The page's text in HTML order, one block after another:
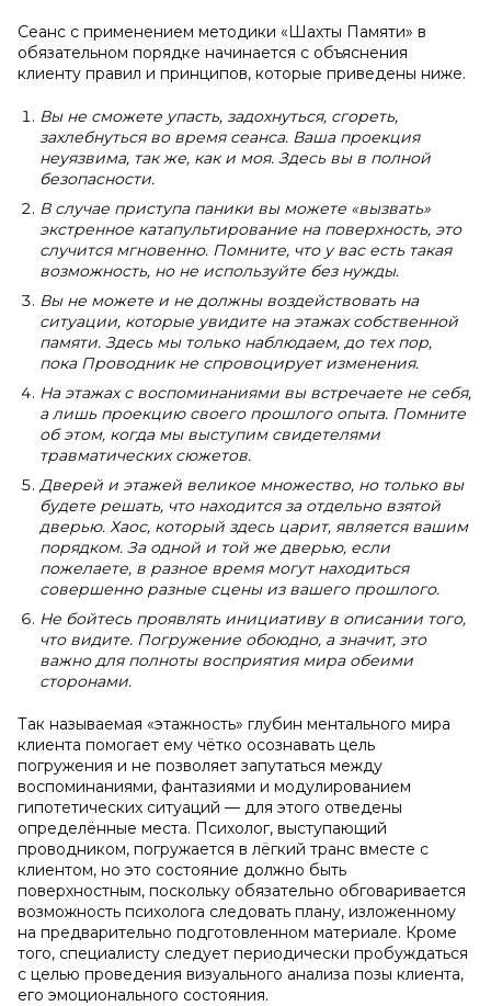
Сеанс с применением методики «Шахты Памяти» в
обязательном порядке начинается с объяснения
клиенту правил и принципов, которые приведены ниже.
Вы не сможете упасть, задохнуться, сгореть,
захлебнуться во время сеанса. Ваша проекция
неуязвима, так же, как и моя. Здесь вы в полной
безопасности.
В случае приступа паники вы можете «вызвать»
экстренное катапультирование на поверхность, это
случится мгновенно. Помните, что у вас есть такая
возможность, но не используйте без нужды.
Вы не можете и не должны воздействовать на
ситуации, которые увидите на этажах собственной
памяти. Здесь мы только наблюдаем, до тех пор,
пока Проводник не спровоцирует изменения.
На этажах с воспоминаниями вы встречаете не себя,
а лишь проекцию своего прошлого опыта. Помните
об этом, когда мы выступим свидетелями
травматических сюжетов.
Дверей и этажей великое множество, но только вы
будете решать, что находится за отдельно взятой
дверью. Хаос, который здесь царит, является вашим
порядком. За одной и той же дверью, если
пожелаете, в разное время могут находиться
совершенно разные сцены из вашего прошлого.
Не бойтесь проявлять инициативу в описании того,
что видите. Погружение обоюдно, а значит, это
важно для полноты восприятия мира обеими
сторонами.
Так называемая «этажность» глубин ментального мира
клиента помогает ему чётко осознавать цель
погружения и не позволяет запутаться между
воспоминаниями, фантазиями и модулированием
гипотетических ситуаций — для этого отведены
определённые места. Психолог, выступающий
проводником, погружается в лёгкий транс вместе с
клиентом, но это состояние должно быть
поверхностным, поскольку обязательно обговаривается
возможность психолога следовать плану, изложенному
на предварительно подготовленном материале. Кроме
того, специалисту следует периодически пробуждаться
с целью проведения визуального анализа позы клиента,
его эмоционального состояния.